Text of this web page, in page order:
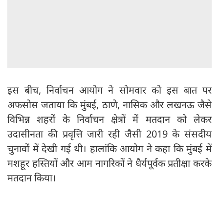
इस बीच, निर्वाचन आयोग ने सोमवार को इस बात पर
अफसोस जताया कि मुंबई, ठाणे, नासिक और लखनऊ जैसे
विभिन्न शहरों के निर्वाचन क्षेत्रों में मतदान को लेकर
उदासीनता की प्रवृत्ति जारी रही जैसी 2019 के संसदीय
चुनावों में देखी गई थी। हालांकि आयोग ने कहा कि मुंबई में
मशहूर हस्तियों और आम नागरिकों ने धैर्यपूर्वक प्रतीक्षा करके
मतदान किया।